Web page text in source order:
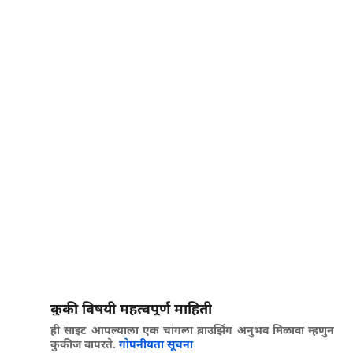
कुकी विषयी महत्वपूर्ण माहिती
ही साइट आपल्याला एक चांगला ब्राउझिंग अनुभव मिळावा म्हणुन
कुकीज वापरते. गोपनीयता सूचना